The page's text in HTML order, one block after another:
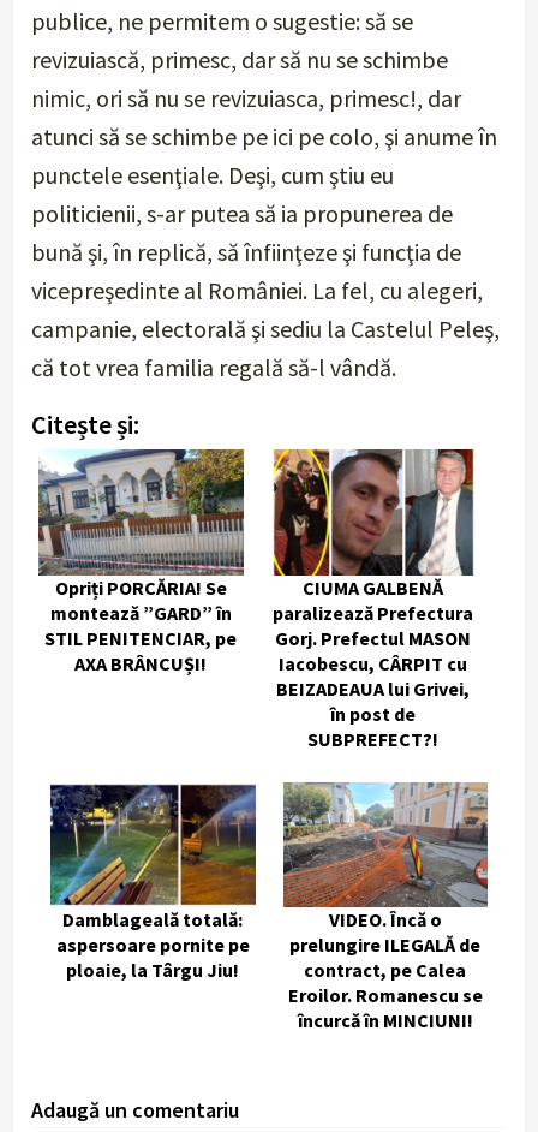
publice, ne permitem o sugestie: să se
revizuiască, primesc, dar să nu se schimbe
nimic, ori să nu se revizuiasca, primesc!, dar
atunci să se schimbe pe ici pe colo, şi anume în
punctele esenţiale. Deşi, cum ştiu eu
politicienii, s-ar putea să ia propunerea de
bună şi, în replică, să înfiinţeze şi funcţia de
vicepreşedinte al României. La fel, cu alegeri,
campanie, electorală şi sediu la Castelul Peleş,
că tot vrea familia regală să-l vândă.
Citește și:
Opriți PORCĂRIA! Se
montează ”GARD” în
STIL PENITENCIAR, pe
AXA BRÂNCUȘI!
CIUMA GALBENĂ
paralizează Prefectura
Gorj. Prefectul MASON
Iacobescu, CÂRPIT cu
BEIZADEAUA lui Grivei,
în post de
SUBPREFECT?!
Damblageală totală:
aspersoare pornite pe
ploaie, la Târgu Jiu!
VIDEO. Încă o
prelungire ILEGALĂ de
contract, pe Calea
Eroilor. Romanescu se
încurcă în MINCIUNI!
Adaugă un comentariu